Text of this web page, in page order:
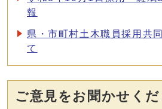
報
県・市町村土木職員採用共
て
ご意見をお聞かせく